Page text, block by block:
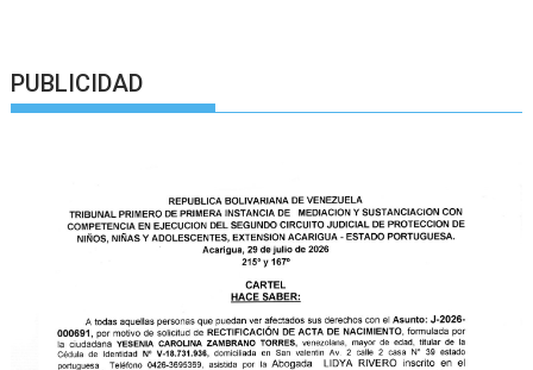
PUBLICIDAD